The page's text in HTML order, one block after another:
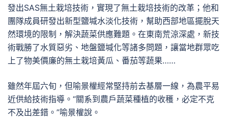
發出SAS無土栽培技術，實現了無土栽培技術的改革；他和
團隊成員研發出新型鹽堿水淡化技術，幫助西部地區擺脫天
然環境的限制，解決蔬菜供應難題。在東南荒涼深處，新技
術戰勝了水質惡劣、地盤鹽堿化等諸多問題，讓當地群眾吃
上了物美價廉的無土栽培黃瓜、番茄等蔬果……
雖然年屆六旬，但喻景權經常堅持前去基層一線，為農平易
近供給技術指導。“關系到農戶蔬菜種植的收穫，必定不克
不及出差錯。”喻景權說。